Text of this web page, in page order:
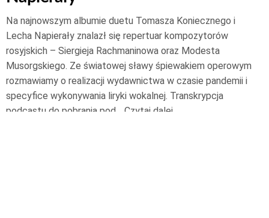
Na najnowszym albumie duetu Tomasza Koniecznego i
Lecha Napierały znalazł się repertuar kompozytorów
rosyjskich – Siergieja Rachmaninowa oraz Modesta
Musorgskiego. Ze światowej sławy śpiewakiem operowym
rozmawiamy o realizacji wydawnictwa w czasie pandemii i
specyfice wykonywania liryki wokalnej. Transkrypcja
podcastu do pobrania pod… Czytaj dalej